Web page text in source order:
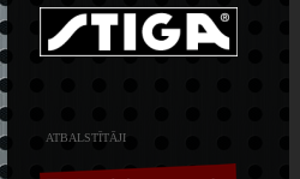
ATBALSTĪTĀJI